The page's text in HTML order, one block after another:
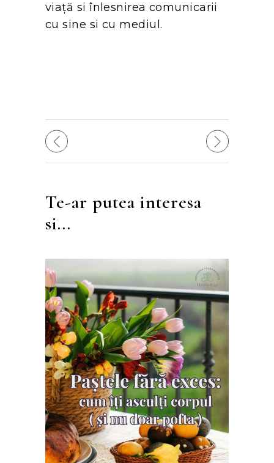
viață si înlesnirea comunicarii
cu sine si cu mediul.
Te-ar putea interesa
si...